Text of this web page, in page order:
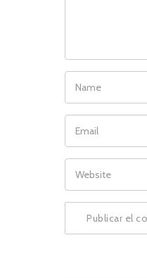
NAME
EMAIL
WEBSITE